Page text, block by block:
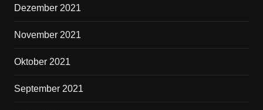
Dezember 2021
November 2021
Oktober 2021
September 2021